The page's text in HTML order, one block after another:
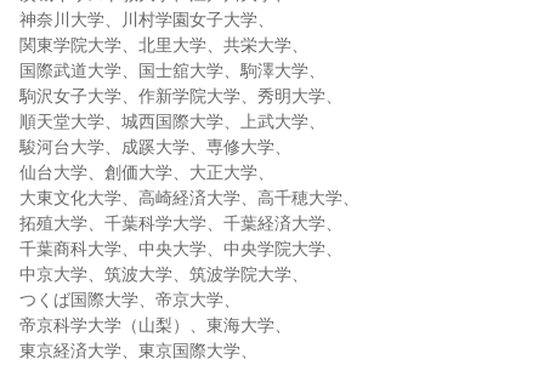
神奈川大学、川村学園女子大学、
関東学院大学、北里大学、共栄大学、
国際武道大学、国士舘大学、駒澤大学、
駒沢女子大学、作新学院大学、秀明大学、
順天堂大学、城西国際大学、上武大学、
駿河台大学、成蹊大学、専修大学、
仙台大学、創価大学、大正大学、
大東文化大学、高崎経済大学、高千穂大学、
拓殖大学、千葉科学大学、千葉経済大学、
千葉商科大学、中央大学、中央学院大学、
中京大学、筑波大学、筑波学院大学、
つくば国際大学、帝京大学、
帝京科学大学（山梨）、東海大学、
東京経済大学、東京国際大学、